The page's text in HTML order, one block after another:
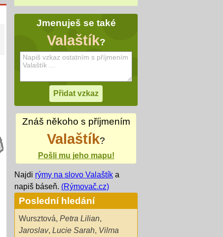
Jmenuješ se také
Valaštík?
Znáš někoho s příjmením
Valaštík?
Pošli mu jeho mapu!
Najdi rýmy na slovo Valaštík a
napiš báseň. (Rýmovač.cz)
Poslední hledání
Wursztová, Petra Lilian,
Jaroslav, Lucie Sarah, Vilma